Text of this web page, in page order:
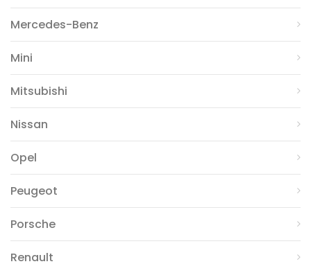
Mercedes-Benz
Mini
Mitsubishi
Nissan
Opel
Peugeot
Porsche
Renault